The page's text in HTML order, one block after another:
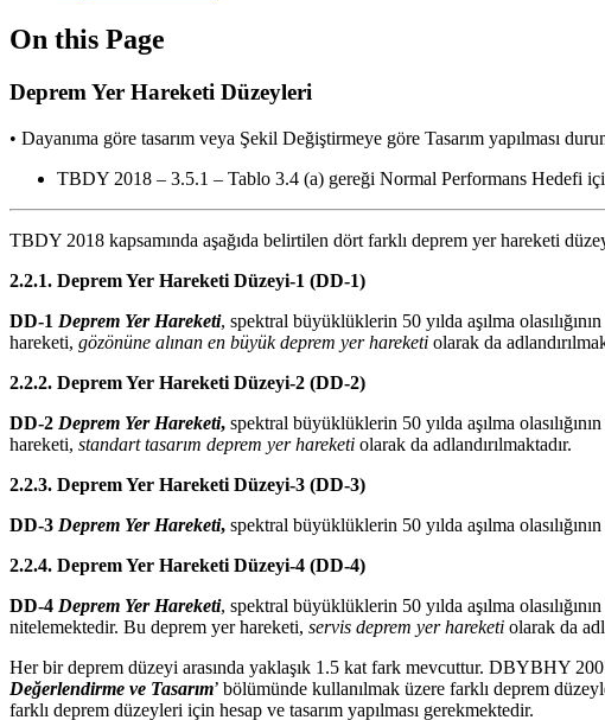
On this Page
Deprem Yer Hareketi Düzeyleri
• Dayanıma göre tasarım veya Şekil Değiştirmeye göre Tasarım yapılması
TBDY 2018 – 3.5.1 – Tablo 3.4 (a) gereği Normal Performans Hedefi
TBDY 2018 kapsamında aşağıda belirtilen dört farklı deprem yer hareketi
2.2.1. Deprem Yer Hareketi Düzeyi-1 (DD-1)
DD-1 Deprem Yer Hareketi, spektral büyüklüklerin 50 yılda aşılma
hareketi, gözönüne alınan en büyük deprem yer hareketi olarak da
2.2.2. Deprem Yer Hareketi Düzeyi-2 (DD-2)
DD-2 Deprem Yer Hareketi, spektral büyüklüklerin 50 yılda aşılma
hareketi, standart tasarım deprem yer hareketi olarak da adlandırılmaktadır.
2.2.3. Deprem Yer Hareketi Düzeyi-3 (DD-3)
DD-3 Deprem Yer Hareketi, spektral büyüklüklerin 50 yılda aşılma
2.2.4. Deprem Yer Hareketi Düzeyi-4 (DD-4)
DD-4 Deprem Yer Hareketi, spektral büyüklüklerin 50 yılda aşılma
nitelemektedir. Bu deprem yer hareketi, servis deprem yer hareketi olarak da
Her bir deprem düzeyi arasında yaklaşık 1.5 kat fark mevcuttur. DBYBHY
Değerlendirme ve Tasarım’ bölümünde kullanılmak üzere farklı deprem
farklı deprem düzeyleri için hesap ve tasarım yapılması gerekmektedir.